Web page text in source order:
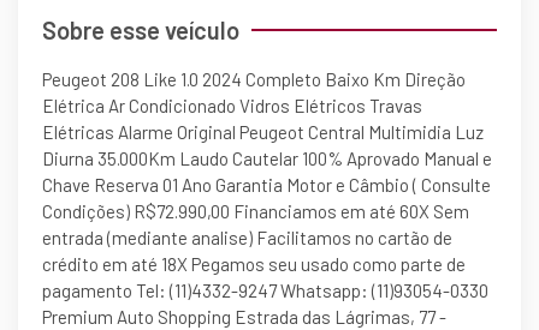
Sobre esse veículo
Peugeot 208 Like 1.0 2024 Completo Baixo Km Direção
Elétrica Ar Condicionado Vidros Elétricos Travas
Elétricas Alarme Original Peugeot Central Multimidia Luz
Diurna 35.000Km Laudo Cautelar 100% Aprovado Manual e
Chave Reserva 01 Ano Garantia Motor e Câmbio ( Consulte
Condições) R$72.990,00 Financiamos em até 60X Sem
entrada (mediante analise) Facilitamos no cartão de
crédito em até 18X Pegamos seu usado como parte de
pagamento Tel: (11)4332-9247 Whatsapp: (11)93054-0330
Premium Auto Shopping Estrada das Lágrimas, 77 -